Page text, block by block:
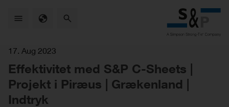
17. Aug 2023
Effektivitet med S&P C-Sheets |
Projekt i Piræus | Grækenland |
Indtryk